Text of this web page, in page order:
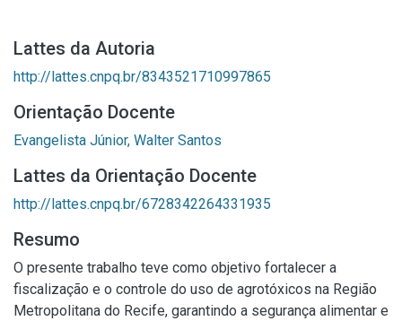
Lattes da Autoria
http://lattes.cnpq.br/8343521710997865
Orientação Docente
Evangelista Júnior, Walter Santos
Lattes da Orientação Docente
http://lattes.cnpq.br/6728342264331935
Resumo
O presente trabalho teve como objetivo fortalecer a
fiscalização e o controle do uso de agrotóxicos na Região
Metropolitana do Recife, garantindo a segurança alimentar e